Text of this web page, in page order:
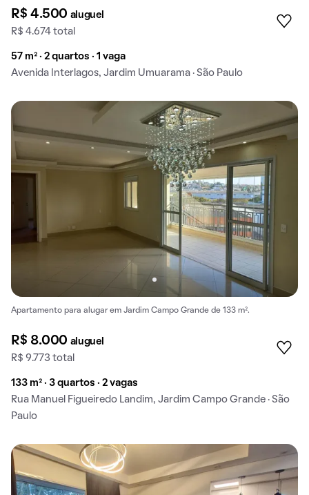
R$ 4.500 aluguel
R$ 4.674 total
57 m² · 2 quartos · 1 vaga
Avenida Interlagos, Jardim Umuarama · São Paulo
Apartamento para alugar em Jardim Campo Grande de 133 m².
R$ 8.000 aluguel
R$ 9.773 total
133 m² · 3 quartos · 2 vagas
Rua Manuel Figueiredo Landim, Jardim Campo Grande · São
Paulo